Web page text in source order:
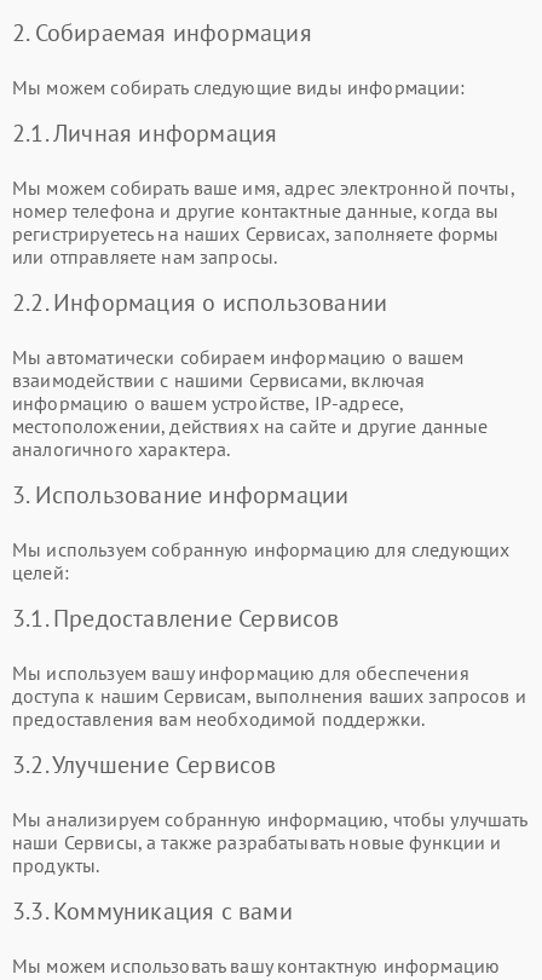
2. Собираемая информация
Мы можем собирать следующие виды информации:
2.1. Личная информация
Мы можем собирать ваше имя, адрес электронной почты,
номер телефона и другие контактные данные, когда вы
регистрируетесь на наших Сервисах, заполняете формы
или отправляете нам запросы.
2.2. Информация о использовании
Мы автоматически собираем информацию о вашем
взаимодействии с нашими Сервисами, включая
информацию о вашем устройстве, IP-адресе,
местоположении, действиях на сайте и другие данные
аналогичного характера.
3. Использование информации
Мы используем собранную информацию для следующих
целей:
3.1. Предоставление Сервисов
Мы используем вашу информацию для обеспечения
доступа к нашим Сервисам, выполнения ваших запросов и
предоставления вам необходимой поддержки.
3.2. Улучшение Сервисов
Мы анализируем собранную информацию, чтобы улучшать
наши Сервисы, а также разрабатывать новые функции и
продукты.
3.3. Коммуникация с вами
Мы можем использовать вашу контактную информацию